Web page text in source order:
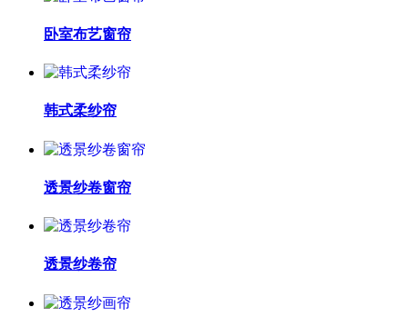
卧室布艺窗帘
韩式柔纱帘
透景纱卷窗帘
透景纱卷帘